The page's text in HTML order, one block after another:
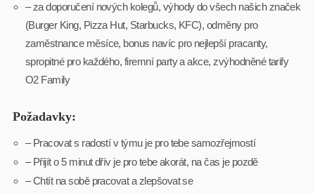
– za doporučení nových kolegů, výhody do všech našich značek
(Burger King, Pizza Hut, Starbucks, KFC), odměny pro
zaměstnance měsíce, bonus navíc pro nejlepší pracanty,
spropitné pro každého, firemní party a akce, zvýhodněné tarify
O2 Family
Požadavky:
– Pracovat s radostí v týmu je pro tebe samozřejmostí
– Přijít o 5 minut dřív je pro tebe akorát, na čas je pozdě
– Chtít na sobě pracovat a zlepšovat se